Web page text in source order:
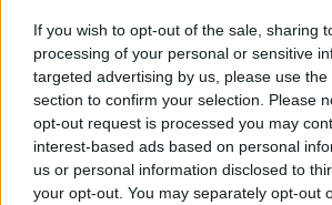
If you wish to opt-out of the sale, sharing
processing of your personal or sensitive
targeted advertising by us, please use
section to confirm your selection. Please
opt-out request is processed you may
interest-based ads based on personal
us or personal information disclosed to
your opt-out. You may separately opt-out
TAGS ΚΟΥΤΑΒΙ